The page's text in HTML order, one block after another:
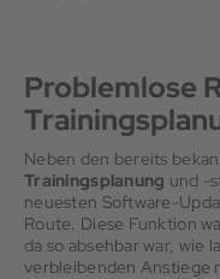
Problemlose
Neben den bereits
Trainingsplanung und -
neuesten Software-
Route. Diese Funktion
da so absehbar war, wie
verbleibenden Anstiege